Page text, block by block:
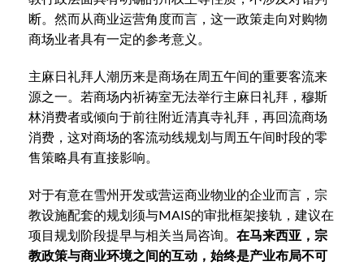
断。然而从商业运营角度而言，这一政策走向对购物
商场业者具有一定的参考意义。
主麻日礼拜人潮历来是商场在周五午间的重要客流来
源之一。若商场内祈祷室无法举行主麻日礼拜，穆斯
林消费者或倾向于前往附近清真寺礼拜，再回流商场
消费，这对商场的客流动线规划与周五午间时段的零
售策略具有直接影响。
对于有意在雪州开发或营运商业物业的企业而言，宗
教设施配套的规划须与MAIS的审批框架接轨，建议在
项目规划阶段提早与相关当局咨询。 在马来西亚，宗
教政策与商业环境之间的互动，始终是产业布局不可